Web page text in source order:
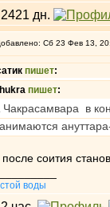
Сб 23 Фев 13,
пишет:
пишет:
Чакрасамвара в
соития
воды